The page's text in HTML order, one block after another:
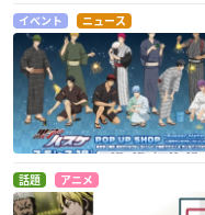
イベント ニュース
話題 アニメ